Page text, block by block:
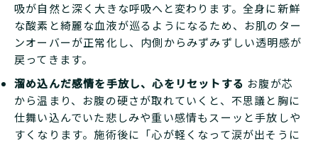
吸が自然と深く大きな呼吸へと変わります。全身に新鮮
な酸素と綺麗な血液が巡るようになるため、お肌のター
ンオーバーが正常化し、内側からみずみずしい透明感が
戻ってきます。
溜め込んだ感情を手放し、心をリセットする お腹が芯
から温まり、お腹の硬さが取れていくと、不思議と胸に
仕舞い込んでいた悲しみや重い感情もスーッと手放しや
すくなります。施術後に「心が軽くなって涙が出そうに